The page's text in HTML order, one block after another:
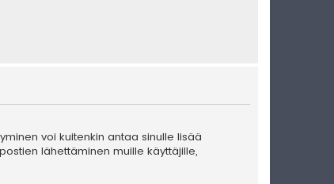
voi kuitenkin antaa sinulle lisää
lähettäminen muille käyttäjille,